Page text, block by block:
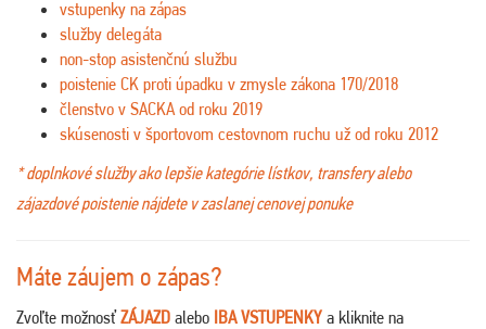
vstupenky na zápas
služby delegáta
non-stop asistenčnú službu
poistenie CK proti úpadku v zmysle zákona 170/2018
členstvo v SACKA od roku 2019
skúsenosti v športovom cestovnom ruchu už od roku 2012
* doplnkové služby ako lepšie kategórie lístkov, transfery alebo
zájazdové poistenie nájdete v zaslanej cenovej ponuke
Máte záujem o zápas?
Zvoľte možnosťZÁJAZD alebo IBA VSTUPENKY a kliknite na